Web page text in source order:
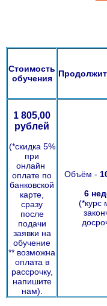
Стоимость
обучения
1 805,00
рублей
(*скидка 5%
при
онлайн
оплате по
банковской
карте,
сразу
после
подачи
заявки на
обучение
** возможна
оплата в
рассрочку,
напишите
нам).
Объём -
6
(*курс